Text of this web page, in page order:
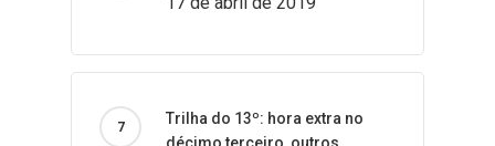
Trilha do 13º: hora extra no